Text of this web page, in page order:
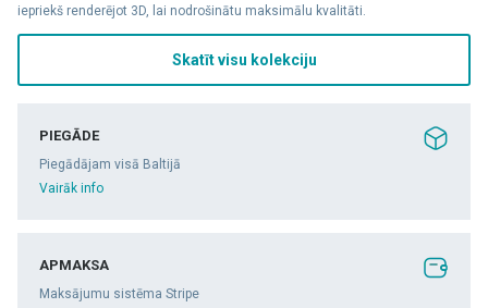
iepriekš renderējot 3D, lai nodrošinātu maksimālu kvalitāti.
Skatīt visu kolekciju
PIEGĀDE
Piegādājam visā Baltijā
Vairāk info
APMAKSA
Maksājumu sistēma Stripe